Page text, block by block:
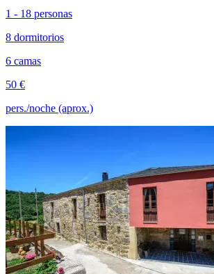
1 - 18 personas
8 dormitorios
6 camas
50 €
pers./noche (aprox.)